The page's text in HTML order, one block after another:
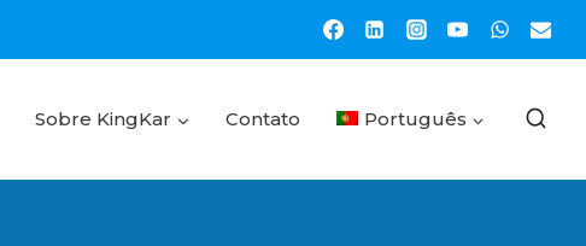
Sobre KingKar Contato Português